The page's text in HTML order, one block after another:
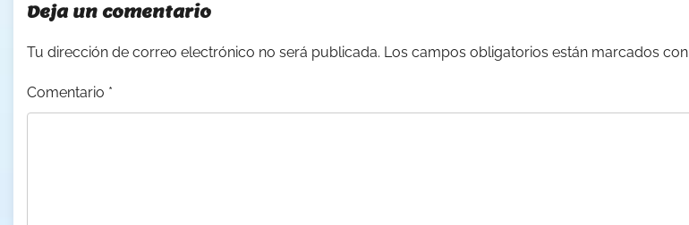
Deja un comentario
Tu dirección de correo electrónico no será publicada. Los campos obligatorios están marcados con
Comentario *